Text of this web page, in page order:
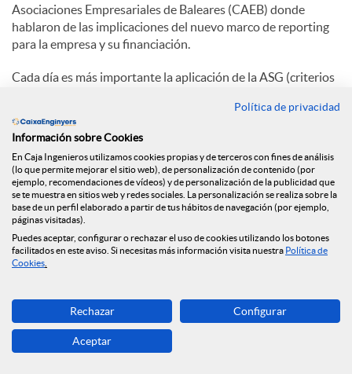
Asociaciones Empresariales de Baleares (CAEB) donde
hablaron de las implicaciones del nuevo marco de reporting
para la empresa y su financiación.
Cada día es más importante la aplicación de la ASG (criterios
empresas, y el paquete legislativo sobre financiación
sostenible marca un antes y después en las obligaciones de
reporting en materia de sostenibilidad.
En la ponencia se explicó el marco regulatorio, el posible
tratamiento que harán las entidades financieras y las
obligaciones y posibles estrategias que deberían tener en
consideración las empresas.
Sigue este enlace para volver a ver la sesión:
C
Política de privacidad
Información sobre Cookies
En Caja Ingenieros utilizamos cookies propias y de terceros con fines de análisis
(lo que permite mejorar el sitio web), de personalización de contenido (por
ejemplo, recomendaciones de vídeos) y de personalización de la publicidad que
se te muestra en sitios web y redes sociales. La personalización se realiza sobre la
base de un perfil elaborado a partir de tus hábitos de navegación (por ejemplo,
páginas visitadas).
Puedes aceptar, configurar o rechazar el uso de cookies utilizando los botones
facilitados en este aviso. Si necesitas más información visita nuestra Política de
Cookies
Rechazar Configurar
Aceptar